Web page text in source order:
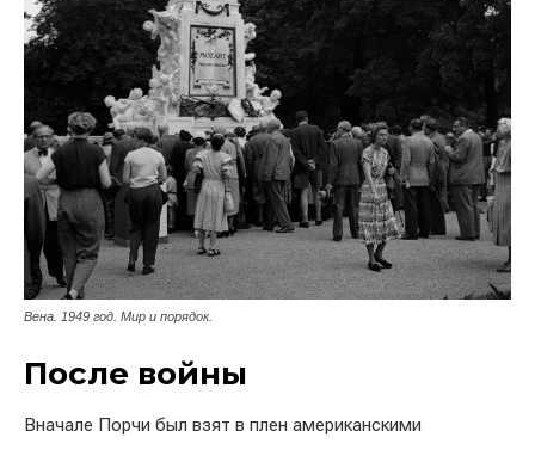
Вена. 1949 год. Мир и порядок.
После войны
Вначале Порчи был взят в плен американскими